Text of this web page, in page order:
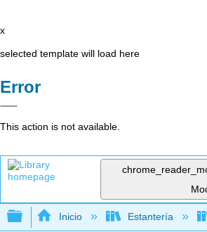
x
selected template will load here
Error
This action is not available.
Expandir/contraer
Inicio Estantería